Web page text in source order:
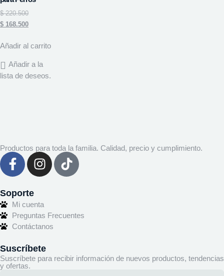
$220.500
$ 168.500
Añadir al carrito
Añadir a la
lista de deseos.
Productos para toda la familia. Calidad, precio y cumplimiento.
Soporte
Mi cuenta
Preguntas Frecuentes
Contáctanos
Suscríbete
Suscríbete para recibir información de nuevos productos, tendencias
y ofertas.